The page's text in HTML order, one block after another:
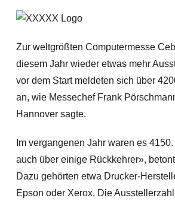
Zur weltgrößten Computermesse
diesem Jahr wieder etwas mehr
vor dem Start meldeten sich über
an, wie Messechef Frank
Hannover sagte.
Im vergangenen Jahr waren es
auch über einige Rückkehrer»,
Dazu gehörten etwa Drucker-
Epson oder Xerox. Die